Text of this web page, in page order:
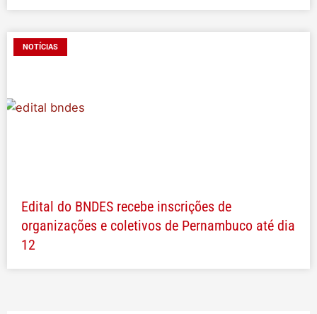
NOTÍCIAS
Edital do BNDES recebe inscrições de
organizações e coletivos de Pernambuco até dia
12